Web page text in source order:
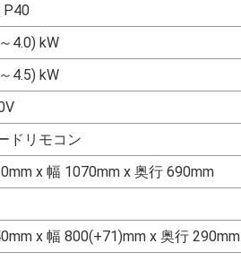
P40
4.0) kW
4.5) kW
ドリモコン
x 幅 1070mm x 奥行 690mm
x 幅 800(+71)mm x 奥行 290mm